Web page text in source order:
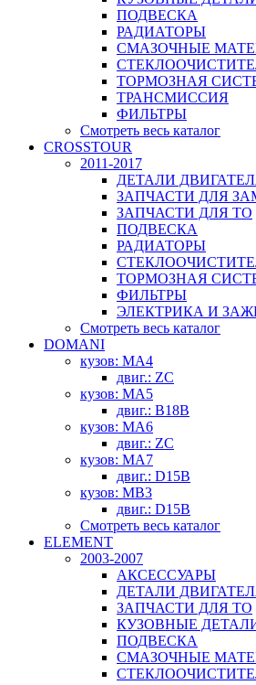
ПОДВЕСКА
РАДИАТОРЫ
СМАЗОЧНЫЕ
ТОРМОЗНАЯ
ТРАНСМИССИЯ
ФИЛЬТРЫ
Смотреть весь каталог
CROSSTOUR
2011-2017
ДЕТАЛИ
ЗАПЧАСТИ ДЛЯ
ЗАПЧАСТИ ДЛЯ ТО
ПОДВЕСКА
РАДИАТОРЫ
ТОРМОЗНАЯ
ФИЛЬТРЫ
ЭЛЕКТРИКА И
Смотреть весь каталог
DOMANI
кузов: MA4
двиг.: ZC
кузов: MA5
двиг.: B18B
кузов: MA6
двиг.: ZC
кузов: MA7
двиг.: D15B
кузов: MB3
двиг.: D15B
Смотреть весь каталог
ELEMENT
2003-2007
АКСЕССУАРЫ
ДЕТАЛИ
ЗАПЧАСТИ ДЛЯ ТО
КУЗОВНЫЕ
ПОДВЕСКА
СМАЗОЧНЫЕ